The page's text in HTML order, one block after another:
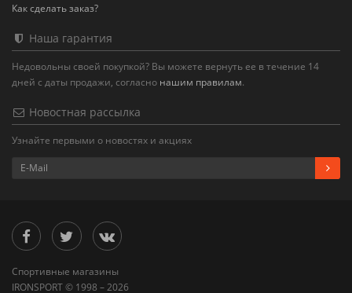
Как сделать заказ?
Наша гарантия
Недовольны своей покупкой? Вы можете вернуть ее в течение 14
дней с даты продажи, согласно нашим правилам.
Новостная рассылка
Узнайте первыми о новостях и акциях
Спортивные магазины
IRONSPORT © 1998 – 2026